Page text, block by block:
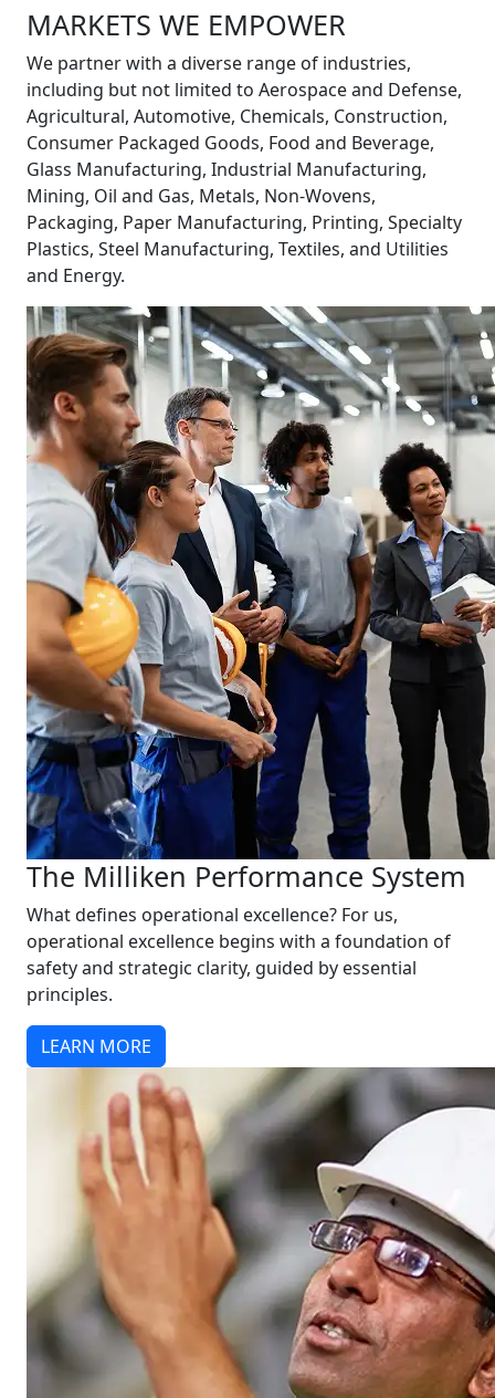
MARKETS WE EMPOWER
We partner with a diverse range of industries,
including but not limited to Aerospace and Defense,
Agricultural, Automotive, Chemicals, Construction,
Consumer Packaged Goods, Food and Beverage,
Glass Manufacturing, Industrial Manufacturing,
Mining, Oil and Gas, Metals, Non-Wovens,
Packaging, Paper Manufacturing, Printing, Specialty
Plastics, Steel Manufacturing, Textiles, and Utilities
and Energy.
The Milliken Performance System
What defines operational excellence? For us,
operational excellence begins with a foundation of
safety and strategic clarity, guided by essential
principles.
LEARN MORE